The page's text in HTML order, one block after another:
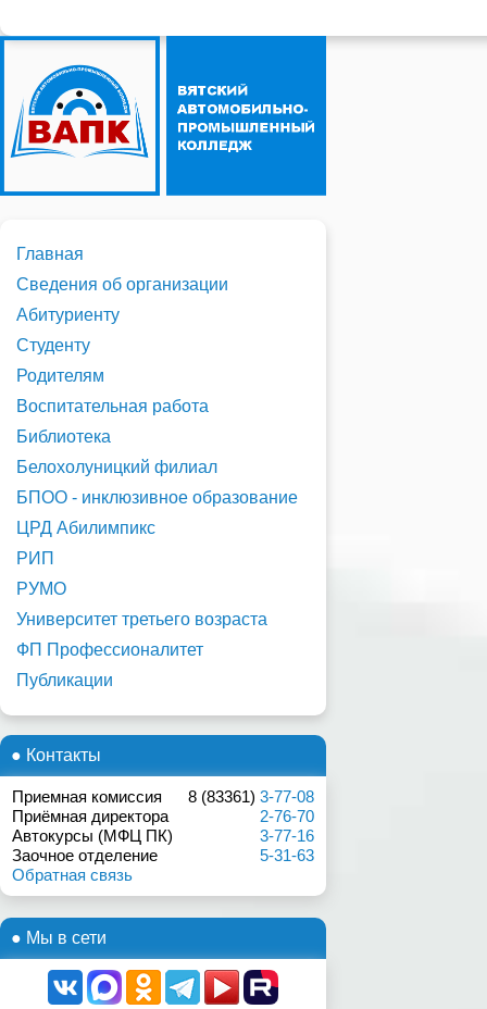
Главная
Сведения об организации
Абитуриенту
Студенту
Родителям
Воспитательная работа
Библиотека
Белохолуницкий филиал
БПОО - инклюзивное образование
ЦРД Абилимпикс
РИП
РУМО
Университет третьего возраста
ФП Профессионалитет
Публикации
● Контакты
Приемная комиссия 8 (83361) 3-77-08
Приёмная директора
2-76-70
Автокурсы (МФЦ ПК)
3-77-16
Заочное отделение
5-31-63
Обратная связь
● Мы в сети